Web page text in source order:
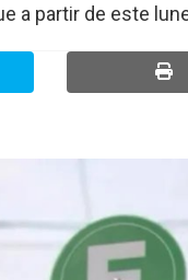
a partir de este